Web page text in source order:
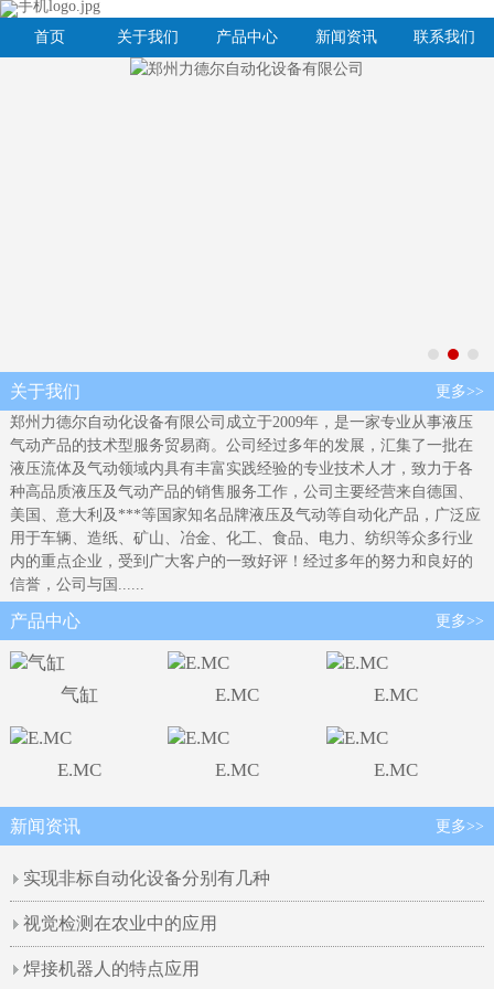
首页 关于我们 产品中心 新闻资讯 联系我们
关于我们
更多>>
郑州力德尔自动化设备有限公司成立于2009年，是一家专业从事液压
气动产品的技术型服务贸易商。公司经过多年的发展，汇集了一批在
液压流体及气动领域内具有丰富实践经验的专业技术人才，致力于各
种高品质液压及气动产品的销售服务工作，公司主要经营来自德国、
美国、意大利及***等国家知名品牌液压及气动等自动化产品，广泛应
用于车辆、造纸、矿山、冶金、化工、食品、电力、纺织等众多行业
内的重点企业，受到广大客户的一致好评！经过多年的努力和良好的
信誉，公司与国......
产品中心 更多>>
气缸 E.MC E.MC
E.MC E.MC E.MC
新闻资讯 更多>>
实现非标自动化设备分别有几种
视觉检测在农业中的应用
焊接机器人的特点应用